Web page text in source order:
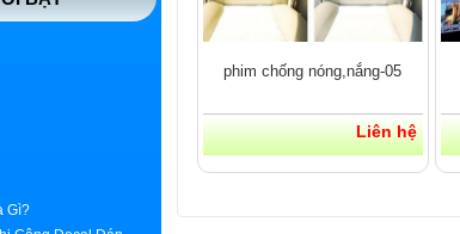
phim chống nóng,nắng-05
Liên hệ
Công Decal Dán